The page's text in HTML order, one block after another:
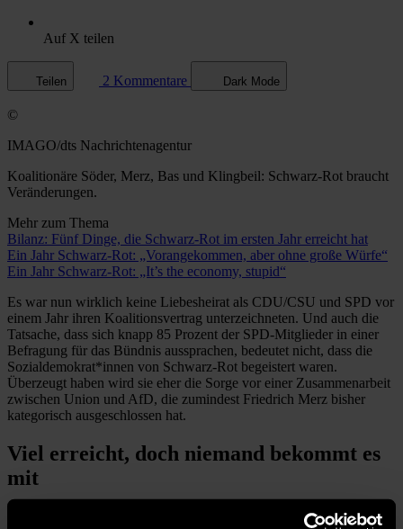
Auf X teilen
Teilen 2 Kommentare Dark Mode
©
IMAGO/dts Nachrichtenagentur
Koalitionäre Söder, Merz, Bas und Klingbeil: Schwarz-Rot braucht
Veränderungen.
Mehr zum Thema
Bilanz: Fünf Dinge, die Schwarz-Rot im ersten Jahr erreicht hat
Ein Jahr Schwarz-Rot: „Vorangekommen, aber ohne große Würfe“
Ein Jahr Schwarz-Rot: „It’s the economy, stupid“
Es war nun wirklich keine Liebesheirat als CDU/CSU und SPD vor
einem Jahr ihren Koalitionsvertrag unterzeichneten. Und auch die
Tatsache, dass sich knapp 85 Prozent der SPD-Mitglieder in einer
Befragung für das Bündnis aussprachen, bedeutet nicht, dass die
Sozialdemokrat*innen von Schwarz-Rot begeistert waren.
Überzeugt haben wird sie eher die Sorge vor einer Zusammenarbeit
zwischen Union und AfD, die zumindest Friedrich Merz bisher
kategorisch ausgeschlossen hat.
Viel erreicht, doch niemand bekommt es
mit
So also kam es zu einer Neuauflage der „großen Koalition“, die bei